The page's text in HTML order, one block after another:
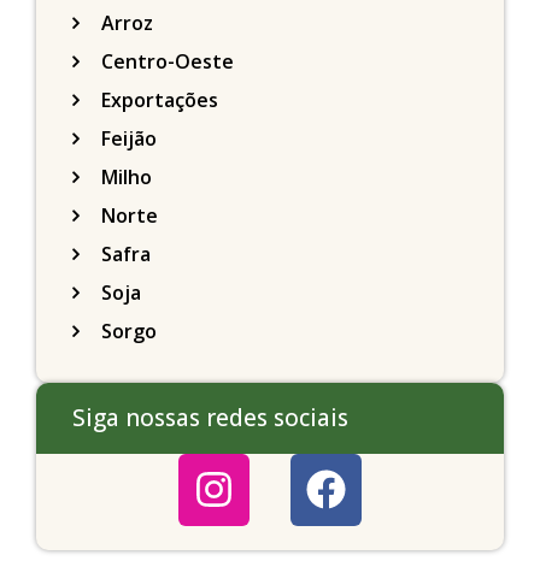
Arroz
Centro-Oeste
Exportações
Feijão
Milho
Norte
Safra
Soja
Sorgo
Siga nossas redes sociais